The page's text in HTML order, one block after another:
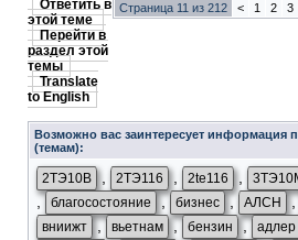
Ответить в
этой теме
Перейти в
раздел этой
темы
Translate
to English
Страница 11 из 212 < 1 2 3
Возможно вас заинтересует информация
(темам):
2ТЭ10В 2ТЭ116 2te116
, благосостояние , бизнес , АЛСН
вниижт , вьетнам , бензин , адлер